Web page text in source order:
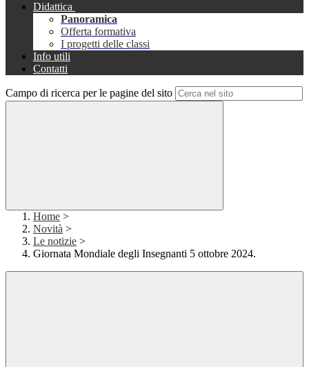
Didattica
Panoramica
Offerta formativa
I progetti delle classi
Info utili
Contatti
Campo di ricerca per le pagine del sito
Home >
Novità >
Le notizie >
Giornata Mondiale degli Insegnanti 5 ottobre 2024.